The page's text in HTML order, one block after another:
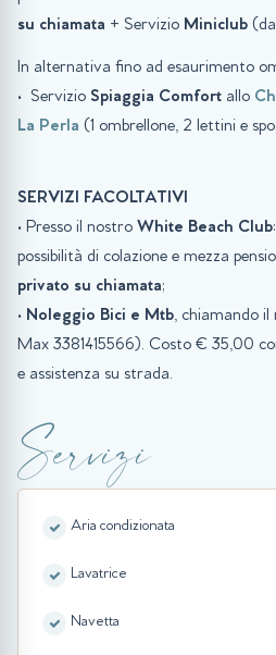
su chiamata + Servizio Miniclub
In alternativa fino ad esaurimento
• Servizio Spiaggia Comfort allo
La Perla (1 ombrellone, 2 lettini e
SERVIZI FACOLTATIVI
• Presso il nostro White Beach Club:
possibilità di colazione e mezza
privato su chiamata;
• Noleggio Bici e Mtb, chiamando il
Max 3381415566). Costo € 35,00
e assistenza su strada.
Servizi
Aria condizionata
Lavatrice
Navetta